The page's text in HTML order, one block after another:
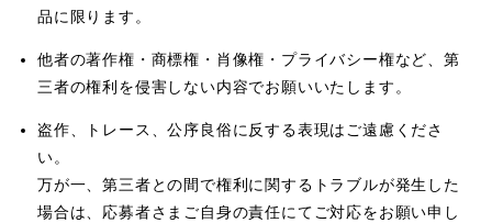
品に限ります。
他者の著作権・商標権・肖像権・プライバシー権など、第
三者の権利を侵害しない内容でお願いいたします。
盗作、トレース、公序良俗に反する表現はご遠慮くださ
い。
万が一、第三者との間で権利に関するトラブルが発生した
場合は、応募者さまご自身の責任にてご対応をお願い申し